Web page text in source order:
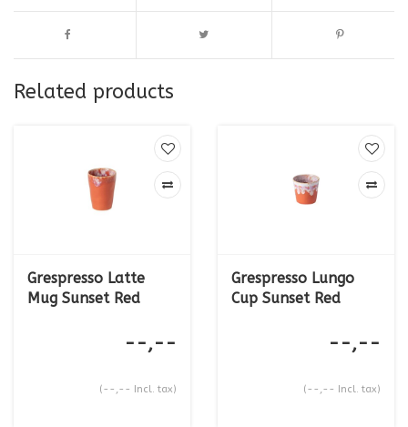
Related products
Grespresso Latte
Mug Sunset Red
--,--
(--,-- Incl. tax)
Grespresso Lungo
Cup Sunset Red
--,--
(--,-- Incl. tax)